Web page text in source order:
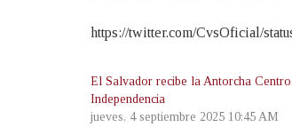
https://twitter.com/CvsOficial/
El Salvador recibe la Antorcha
Independencia
jueves, 4 septiembre 2025 10:45 AM